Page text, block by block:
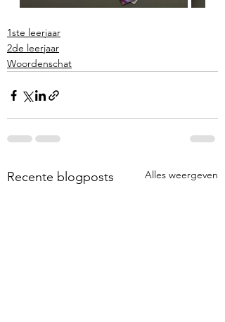
1ste leerjaar
2de leerjaar
Woordenschat
Recente blogposts Alles weergeven